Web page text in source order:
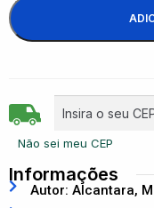
Não sei meu CEP
Informações
Autor: Alcantara,